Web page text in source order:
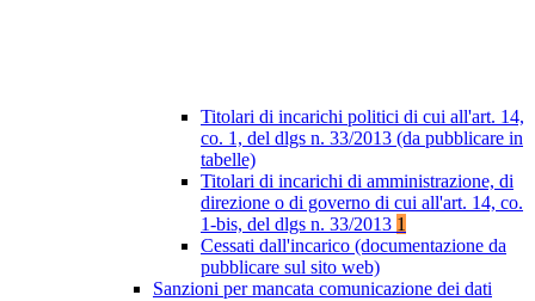
Titolari di incarichi politici di cui all'art. 14,
co. 1, del dlgs n. 33/2013 (da pubblicare in
tabelle)
Titolari di incarichi di amministrazione, di
direzione o di governo di cui all'art. 14, co.
1-bis, del dlgs n. 33/2013 1
Cessati dall'incarico (documentazione da
pubblicare sul sito web)
Sanzioni per mancata comunicazione dei dati